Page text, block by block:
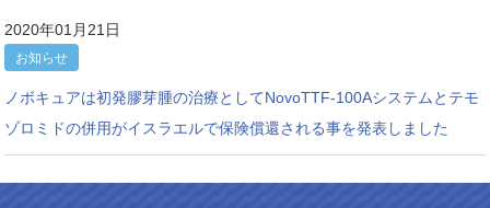
2020年01月21日
お知らせ
ノボキュアは初発膠芽腫の治療としてNovoTTF-100Aシステムとテモ
ゾロミドの併用がイスラエルで保険償還される事を発表しました